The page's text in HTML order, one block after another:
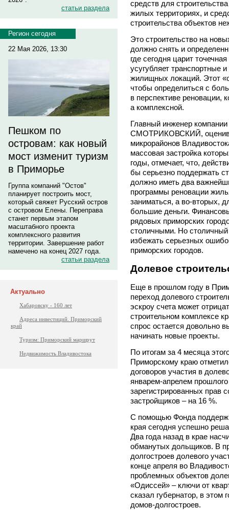
статьи раздела
Регион сегодня
22 Мая 2026, 13:30
Пешком по
островам: как новый
мост изменит туризм
в Приморье
Группа компаний "Остов"
планирует построить мост,
который свяжет Русский остров
с островом Елены. Переправа
станет первым этапом
масштабного проекта
комплексного развития
территории. Завершение работ
намечено на конец 2027 года.
статьи раздела
Актуально
Хабаровску - 160 лет
Адреса инвестиций. Приморский
край
Туризм: Приморский маршрут
Недвижимость Владивостока
средств для
жилых территориях, и
строительства объектов
Это строительство на
должно снять и
где сегодня царит
усугубляет
жилищных локаций. Этот
чтобы определиться с
в перспективе реновации,
а комплексной.
Главный инженер
СМОТРИКОВСКИЙ,
микрорайонов
массовая застройка
годы, отмечает, что,
бы серьезно поддержать
должно иметь два
программы реновации
заниматься, а во-вторых,
большие деньги.
рядовых приморских
столичными. Но
избежать серьезных
приморских городов.
Долевое
Еще в прошлом году в
переход долевого
эскроу счета может
строительном комплексе
спрос остается довольно
начинать новые проекты.
По итогам за 4 месяца
Приморскому краю
договоров участия в
январем-апрелем
зарегистрированных прав
застройщиков – на 16 %.
С помощью Фонда
края сегодня успешно
Два года назад в крае
обманутых дольщиков. В
долгостроев долевого
конце апреля во
проблемных объектов
«Одиссей» – ключи от
сказал губернатор, в этом
домов-долгостроев.